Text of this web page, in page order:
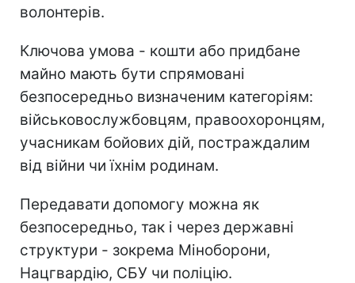
волонтерів.
Ключова умова - кошти або придбане
майно мають бути спрямовані
безпосередньо визначеним категоріям:
військовослужбовцям, правоохоронцям,
учасникам бойових дій, постраждалим
від війни чи їхнім родинам.
Передавати допомогу можна як
безпосередньо, так і через державні
структури - зокрема Міноборони,
Нацгвардію, СБУ чи поліцію.